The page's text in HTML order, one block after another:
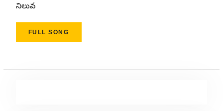
నిలువ
FULL SONG